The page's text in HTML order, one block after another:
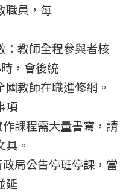
職員，每
：教師全程參與者核
，會後統
國教師在職進修網。
項
課程需大量書寫，請
。
局公告停班停課，當
延